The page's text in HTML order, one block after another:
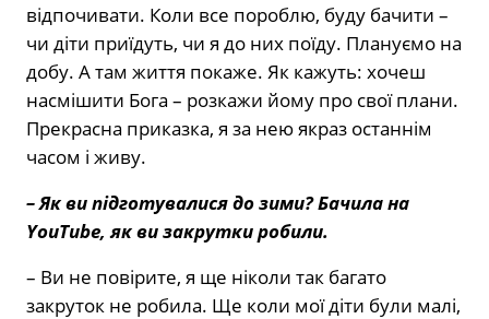
відпочивати. Коли все пороблю, буду бачити –
чи діти приїдуть, чи я до них поїду. Плануємо на
добу. А там життя покаже. Як кажуть: хочеш
насмішити Бога – розкажи йому про свої плани.
Прекрасна приказка, я за нею якраз останнім
часом і живу.
– Як ви підготувалися до зими? Бачила на
YouTube, як ви закрутки робили.
– Ви не повірите, я ще ніколи так багато
закруток не робила. Ще коли мої діти були малі,